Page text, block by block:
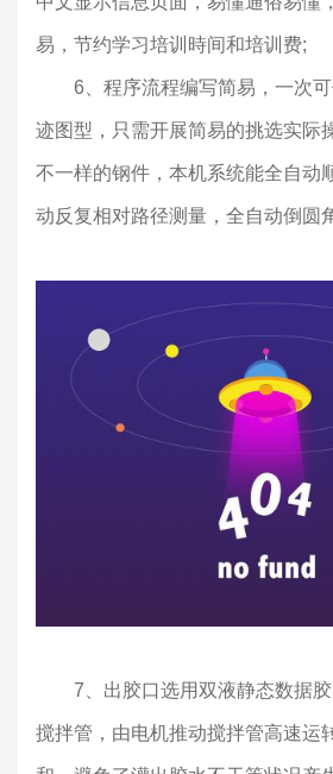
易，节约学习培训時间和培训费;
6、程序流程编写简易，一次可
迹图型，只需开展简易的挑选实际
不一样的钢件，本机系统能全自动
动反复相对路径测量，全自动倒圆
7、出胶口选用双液静态数据胶
搅拌管，由电机推动搅拌管高速运